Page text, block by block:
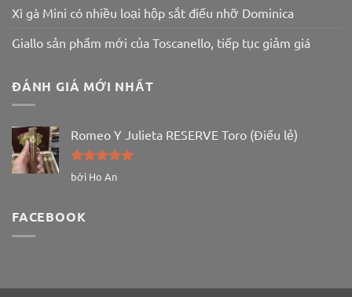
Xì gà Mini có nhiều loại hộp sắt điếu nhỡ Dominica
Giallo sản phẩm mới của Toscanello, tiếp tục giảm giá
ĐÁNH GIÁ MỚI NHẤT
Romeo Y Julieta RESERVE Toro (Điếu lẻ)
Được xếp
bởi Ho An
FACEBOOK